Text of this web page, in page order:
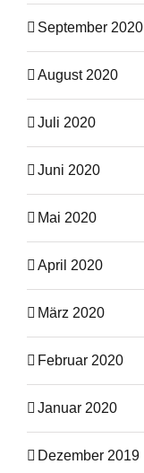
September 2020
August 2020
Juli 2020
Juni 2020
Mai 2020
April 2020
März 2020
Februar 2020
Januar 2020
Dezember 2019